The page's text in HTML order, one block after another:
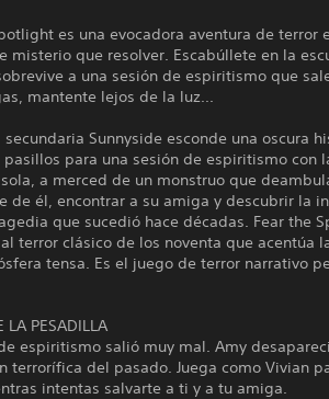
es una evocadora aventura de terror
misterio que resolver. Escabúllete en la
a una sesión de espiritismo que
mantente lejos de la luz...
secundaria Sunnyside esconde una oscura
para una sesión de espiritismo con
a merced de un monstruo que
de él, encontrar a su amiga y descubrir la
que sucedió hace décadas. Fear the
terror clásico de los noventa que acentúa
tensa. Es el juego de terror narrativo
LA PESADILLA
espiritismo salió muy mal. Amy
terrorífica del pasado. Juega como Vivian
intentas salvarte a ti y a tu amiga.